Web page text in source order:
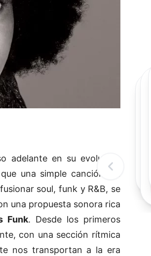
adelante en su evolución
una simple canción. La
soul, funk y R&B, se
una propuesta sonora rica
Funk. Desde los primeros
con una sección rítmica
nos transportan a la era